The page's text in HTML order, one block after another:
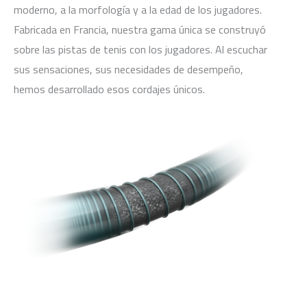
moderno, a la morfología y a la edad de los jugadores.
Fabricada en Francia, nuestra gama única se construyó
sobre las pistas de tenis con los jugadores. Al escuchar
sus sensaciones, sus necesidades de desempeño,
hemos desarrollado esos cordajes únicos.